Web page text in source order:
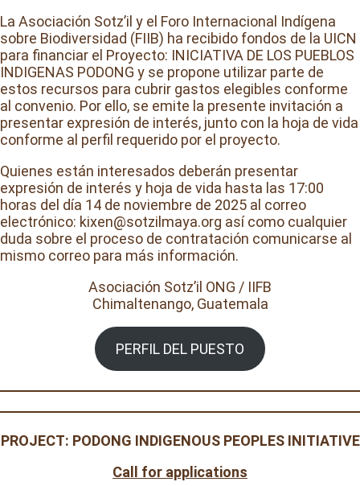
La Asociación Sotz’il y el Foro Internacional Indígena
sobre Biodiversidad (FIIB) ha recibido fondos de la UICN
para financiar el Proyecto: INICIATIVA DE LOS PUEBLOS
INDIGENAS PODONG y se propone utilizar parte de
estos recursos para cubrir gastos elegibles conforme
al convenio. Por ello, se emite la presente invitación a
presentar expresión de interés, junto con la hoja de vida
conforme al perfil requerido por el proyecto.
Quienes están interesados deberán presentar
expresión de interés y hoja de vida hasta las 17:00
horas del día 14 de noviembre de 2025 al correo
electrónico: kixen@sotzilmaya.org así como cualquier
duda sobre el proceso de contratación comunicarse al
mismo correo para más información.
Asociación Sotz’il ONG / IIFB
Chimaltenango, Guatemala
PERFIL DEL PUESTO
PROJECT: PODONG INDIGENOUS PEOPLES INITIATIVE
Call for applications